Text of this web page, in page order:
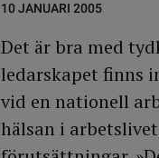
10 JANUARI 2005
Det är bra med
ledarskapet finns
vid en nationell
hälsan i